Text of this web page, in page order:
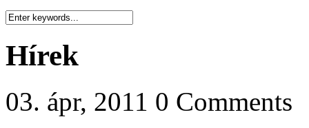
Hírek
03. ápr, 2011 0 Comments